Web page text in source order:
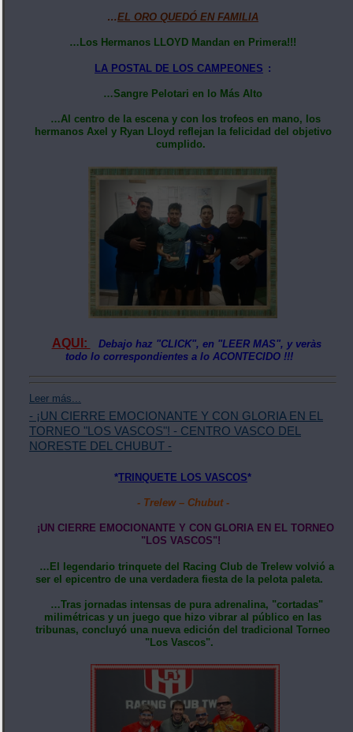
…EL ORO QUEDÓ EN FAMILIA
…Los Hermanos LLOYD Mandan en Primera!!!
LA POSTAL DE LOS CAMPEONES :
…Sangre Pelotari en lo Más Alto
…Al centro de la escena y con los trofeos en mano, los
hermanos Axel y Ryan Lloyd reflejan la felicidad del objetivo
cumplido.
AQUI:
Debajo haz "CLICK", en "LEER MAS", y veràs
todo lo correspondientes a lo ACONTECIDO !!!
Leer más...
- ¡UN CIERRE EMOCIONANTE Y CON GLORIA EN EL
TORNEO "LOS VASCOS"! - CENTRO VASCO DEL
NORESTE DEL CHUBUT -
*TRINQUETE LOS VASCOS*
- Trelew – Chubut -
​¡UN CIERRE EMOCIONANTE Y CON GLORIA EN EL TORNEO
"LOS VASCOS"!
…El legendario trinquete del Racing Club de Trelew volvió a
ser el epicentro de una verdadera fiesta de la pelota paleta.
…Tras jornadas intensas de pura adrenalina, "cortadas"
milimétricas y un juego que hizo vibrar al público en las
tribunas, concluyó una nueva edición del tradicional Torneo
"Los Vascos".